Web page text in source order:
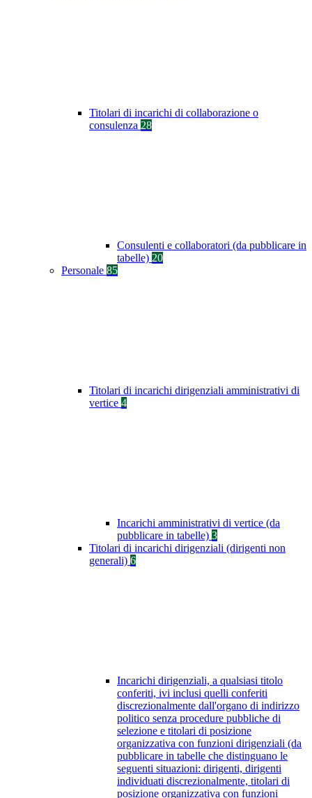
Titolari di incarichi di collaborazione o
consulenza 28
Consulenti e collaboratori (da pubblicare in
tabelle) 20
Personale 85
Titolari di incarichi dirigenziali amministrativi di
vertice 4
Incarichi amministrativi di vertice (da
pubblicare in tabelle) 3
Titolari di incarichi dirigenziali (dirigenti non
generali) 6
Incarichi dirigenziali, a qualsiasi titolo
conferiti, ivi inclusi quelli conferiti
discrezionalmente dall'organo di indirizzo
politico senza procedure pubbliche di
selezione e titolari di posizione
organizzativa con funzioni dirigenziali (da
pubblicare in tabelle che distinguano le
seguenti situazioni: dirigenti, dirigenti
individuati discrezionalmente, titolari di
posizione organizzativa con funzioni